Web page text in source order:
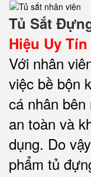
Tủ Sắt
Hiệu Uy
Với nhân
việc bề bộn
cá nhân
an toàn và
dụng. Do
phẩm tủ